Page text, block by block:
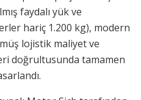
faydalı yük ve
hariç 1.200 kg), modern
lojistik maliyet ve
doğrultusunda tamamen